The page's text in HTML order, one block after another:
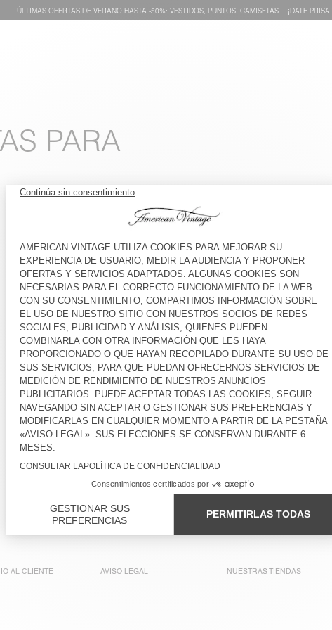
ÚLTIMAS OFERTAS DE VERANO HASTA -50%: VESTIDOS, PUNTOS, CAMISETAS… ¡DATE PRISA!
PARA
CHAQUETA MUJER SHANING
€ 190 -65% € 66,50
CHAQUETA MUJER OYOBAY
€ 130 -65% € 45,50
AMERICANA MUJER KABIRD
€ 160 -65% € 56
AMERICANA MUJER
DETOWN
€ 195
-65% € 68,25
CHAQUETA MUJER RYGYBAY
€ 250 -65% € 87,50
AMERICANA MUJER
DETOWN
€ 175
-65% € 61,25
CHAQUETA MUJER
TABINSVILLE
€ 230
-66% € 78,20
CHAQUETA MUJER
HOKTOWN
€ 185
-30% € 129,50
CHAQUETA MUJER RYGYBAY
€ 105
AMERICANA MUJER
€ 145
-66% € 49,30
AL CLIENTE AVISO LEGAL NUESTRAS TIENDAS